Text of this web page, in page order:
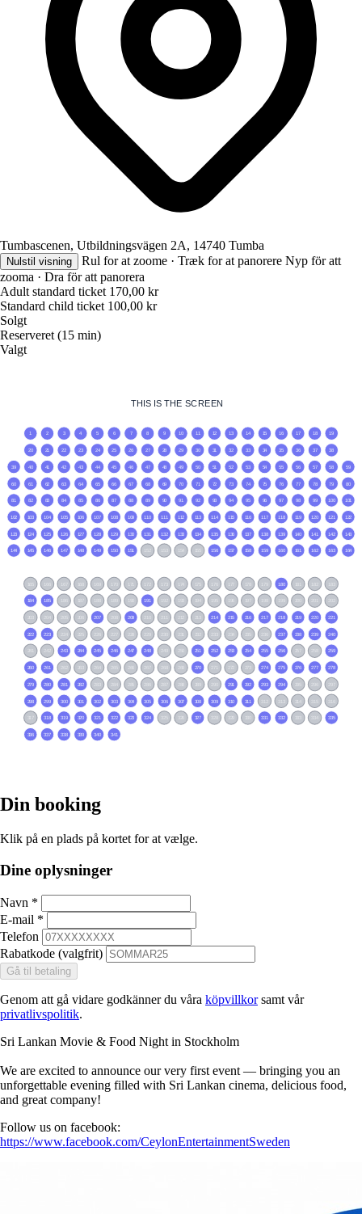
Tumbascenen, Utbildningsvägen 2A, 14740 Tumba
Nulstil visning Rul for at zoome · Træk for at panorere Nyp för att
zooma · Dra för att panorera
Adult standard ticket 170,00 kr
Standard child ticket 100,00 kr
Solgt
Reserveret (15 min)
Valgt
Din booking
Klik på en plads på kortet for at vælge.
Dine oplysninger
Navn *
E-mail *
Telefon
Rabatkode (valgfrit)
Gå til betaling
Genom att gå vidare godkänner du våra köpvillkorsamt vår
privatlivspolitik.
Sri Lankan Movie & Food Night in Stockholm
We are excited to announce our very first event — bringing you an
unforgettable evening filled with Sri Lankan cinema, delicious food,
and great company!
Follow us on facebook:
https://www.facebook.com/CeylonEntertainmentSweden